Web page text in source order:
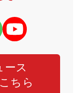
ース
ちら